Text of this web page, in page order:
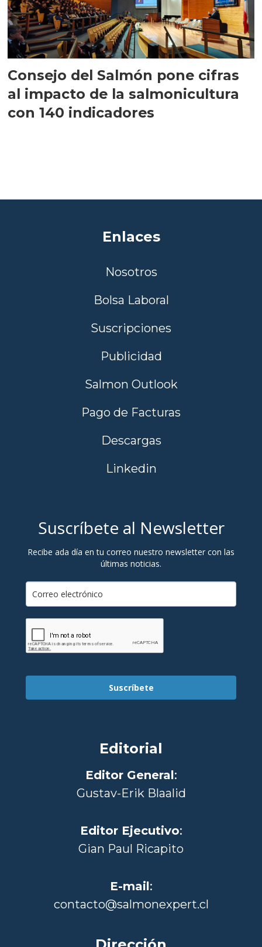
Consejo del Salmón pone cifras
al impacto de la salmonicultura
con 140 indicadores
Enlaces
Nosotros
Bolsa Laboral
Suscripciones
Publicidad
Salmon Outlook
Pago de Facturas
Descargas
Linkedin
Suscríbete al Newsletter
Recibe ada día en tu correo nuestro newsletter con las
últimas noticias.
Suscríbete
Editorial
Editor General:
Gustav-Erik Blaalid
Editor Ejecutivo:
Gian Paul Ricapito
E-mail:
contacto@salmonexpert.cl